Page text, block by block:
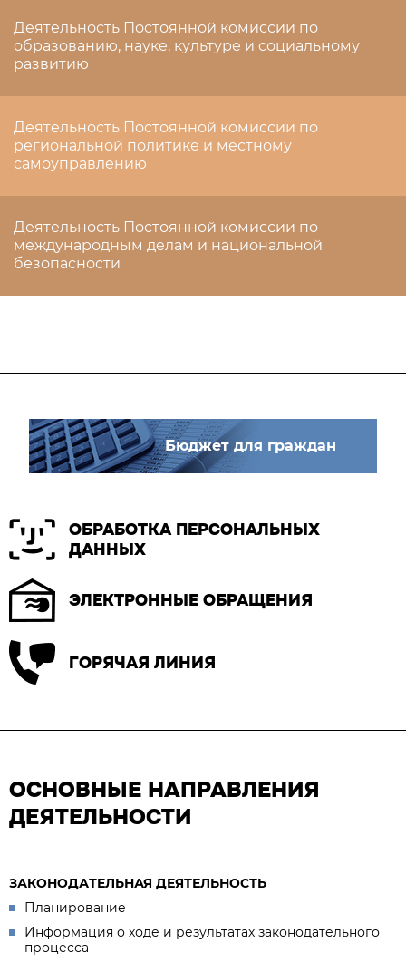
Деятельность Постоянной комиссии по
образованию, науке, культуре и социальному
развитию
Деятельность Постоянной комиссии по
региональной политике и местному
самоуправлению
Деятельность Постоянной комиссии по
международным делам и национальной
безопасности
Бюджет для граждан
ОБРАБОТКА ПЕРСОНАЛЬНЫХ
ДАННЫХ
ЭЛЕКТРОННЫЕ ОБРАЩЕНИЯ
ГОРЯЧАЯ ЛИНИЯ
ОСНОВНЫЕ НАПРАВЛЕНИЯ
ДЕЯТЕЛЬНОСТИ
ЗАКОНОДАТЕЛЬНАЯ ДЕЯТЕЛЬНОСТЬ
Планирование
Информация о ходе и результатах законодательного
процесса